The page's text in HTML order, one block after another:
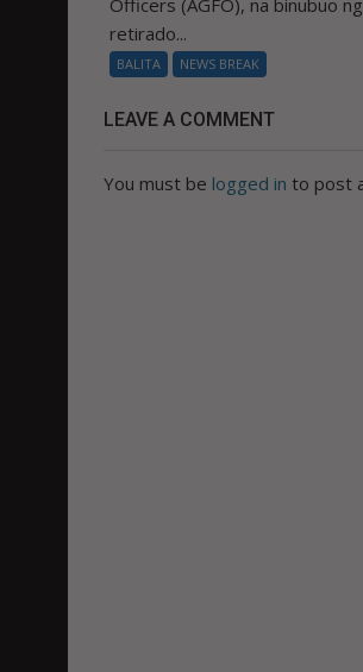
Officers (AGFO), na binubuo
retirado...
BALITA NEWS BREAK
LEAVE A COMMENT
You must be logged in to post